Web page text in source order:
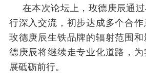
在本次论坛上，玫德庚辰通
行深入交流，初步达成多个合
玫德庚辰生铁品牌的辐射范围
德庚辰将继续走专业化道路，
展砥砺前行。